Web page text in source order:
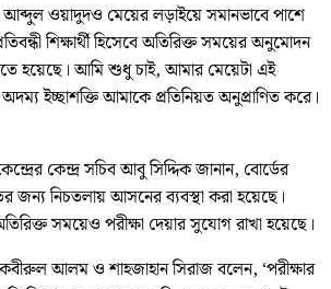
আব্দুল ওয়াদুদও মেয়ের লড়াইয়ে সমানভাবে পাশে
শিক্ষার্থী হিসেবে অতিরিক্ত সময়ের অনুমোদন
হয়েছে। আমি শুধু চাই, আমার মেয়েটা এই
ইচ্ছাশক্তি আমাকে প্রতিনিয়ত অনুপ্রাণিত করে।
কেন্দ্র সচিব আবু সিদ্দিক জানান, বোর্ডের
জন্য নিচতলায় আসনের ব্যবস্থা করা হয়েছে।
সময়েও পরীক্ষা দেয়ার সুযোগ রাখা হয়েছে।
কবীরুল আলম ও শাহজাহান সিরাজ বলেন, ‘পরীক্ষার